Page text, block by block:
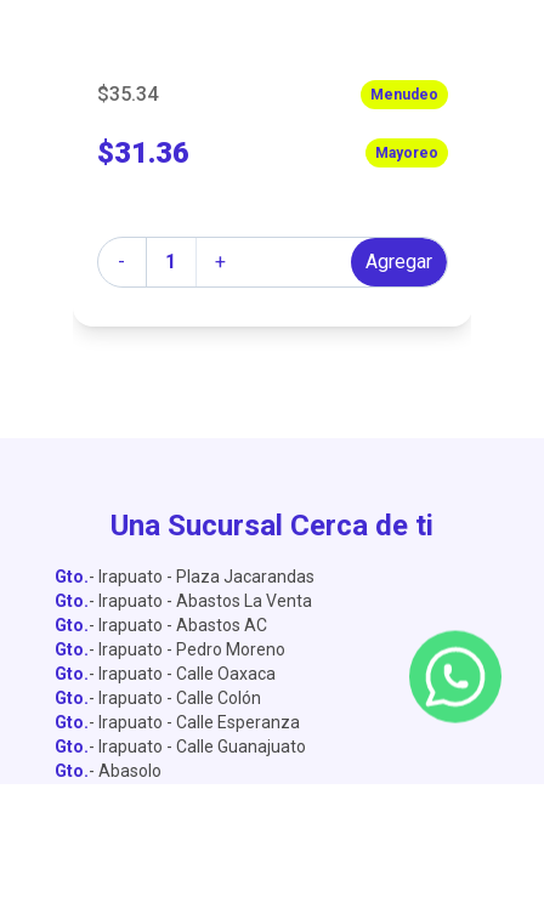
$35.34 Menudeo
$31.36 Mayoreo
-
Cantidad + Agregar
Una Sucursal Cerca de ti
Gto.- Irapuato - Plaza Jacarandas
Gto.- Irapuato - Abastos La Venta
Gto.- Irapuato - Abastos AC
Gto.- Irapuato - Pedro Moreno
Gto.- Irapuato - Calle Oaxaca
Gto.- Irapuato - Calle Colón
Gto.- Irapuato - Calle Esperanza
Gto.- Irapuato - Calle Guanajuato
Gto.- Abasolo